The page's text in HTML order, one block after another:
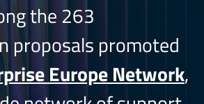
the 263
proposals promoted
Europe Network,